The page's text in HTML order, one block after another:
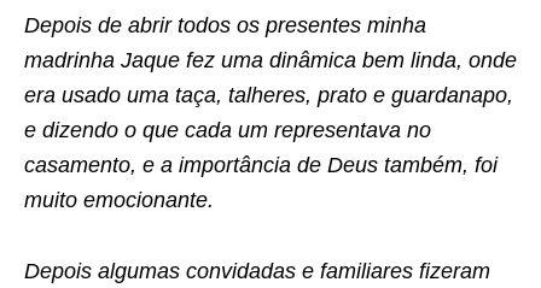
Depois de abrir todos os presentes minha
madrinha Jaque fez uma dinâmica bem linda, onde
era usado uma taça, talheres, prato e guardanapo,
e dizendo o que cada um representava no
casamento, e a importância de Deus também, foi
muito emocionante.
Depois algumas convidadas e familiares fizeram